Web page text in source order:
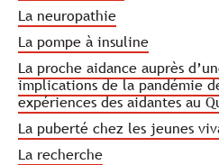
La neuropathie
La pompe à insuline
La proche aidance auprès
implications de la pandémie
expériences des aidantes au
La puberté chez les jeunes
La recherche